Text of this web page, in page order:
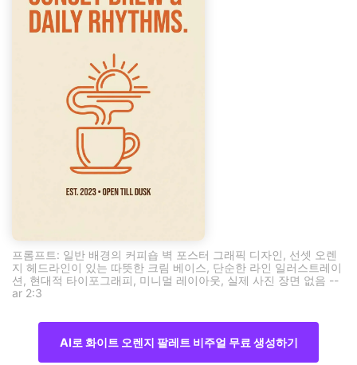
프롬프트: 일반 배경의 커피숍 벽 포스터 그래픽 디자인, 선셋 오렌
지 헤드라인이 있는 따뜻한 크림 베이스, 단순한 라인 일러스트레이
션, 현대적 타이포그래피, 미니멀 레이아웃, 실제 사진 장면 없음 --
ar 2:3
AI로 화이트 오렌지 팔레트 비주얼 무료 생성하기